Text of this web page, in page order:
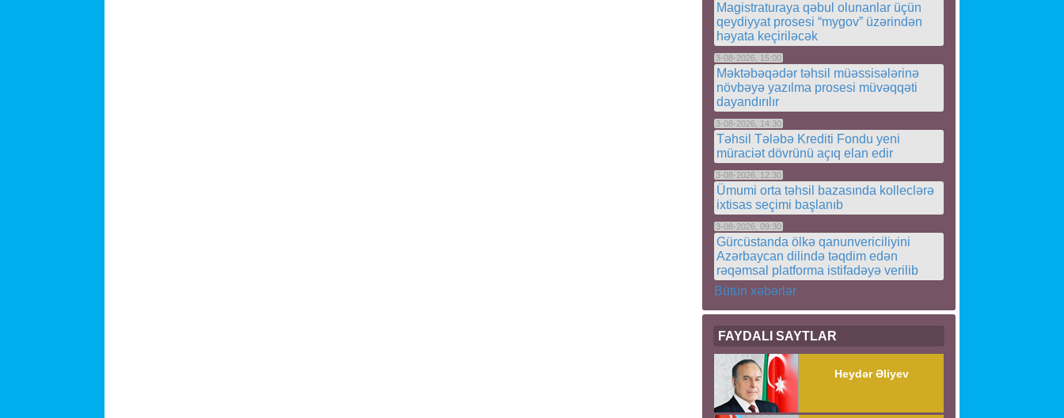
Magistraturaya qəbul olunanlar üçün
qeydiyyat prosesi “mygov” üzərindən
həyata keçiriləcək
3-08-2026, 15:00
Məktəbəqədər təhsil müəssisələrinə
növbəyə yazılma prosesi müvəqqəti
dayandırılır
3-08-2026, 14:30
Təhsil Tələbə Krediti Fondu yeni
müraciət dövrünü açıq elan edir
3-08-2026, 12:30
Ümumi orta təhsil bazasında kolleclərə
ixtisas seçimi başlanıb
3-08-2026, 09:30
Gürcüstanda ölkə qanunvericiliyini
Azərbaycan dilində təqdim edən
rəqəmsal platforma istifadəyə verilib
Bütün xəbərlər
FAYDALI SAYTLAR
Heydər Əliyev